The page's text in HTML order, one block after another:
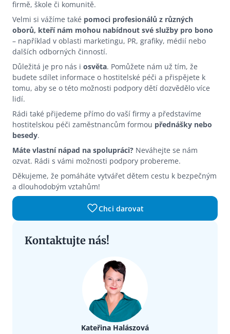
firmě, škole či komunitě.
Velmi si vážíme také pomoci profesionálů z různých
oborů, kteří nám mohou nabídnout své služby pro bono
– například v oblasti marketingu, PR, grafiky, médií nebo
dalších odborných činností.
Důležitá je pro nás i osvěta. Pomůžete nám už tím, že
budete sdílet informace o hostitelské péči a přispějete k
tomu, aby se o této možnosti podpory dětí dozvědělo více
lidí.
Rádi také přijedeme přímo do vaší firmy a představíme
hostitelskou péči zaměstnancům formou přednášky nebo
besedy.
Máte vlastní nápad na spolupráci? Neváhejte se nám
ozvat. Rádi s vámi možnosti podpory probereme.
Děkujeme, že pomáháte vytvářet dětem cestu k bezpečným
a dlouhodobým vztahům!
Chci darovat
Kontaktujte nás!
Kateřina Halászová